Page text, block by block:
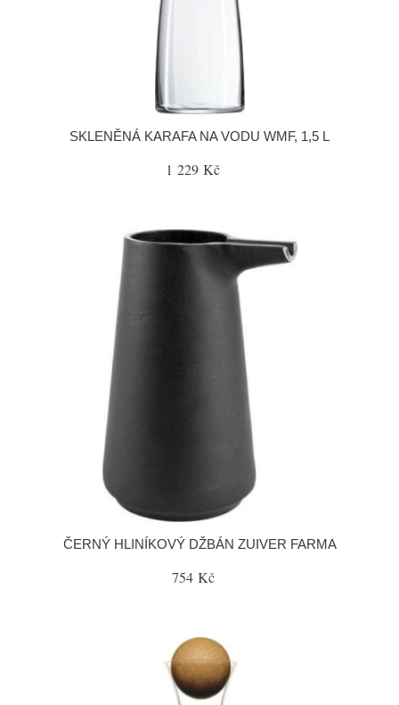
SKLENĚNÁ KARAFA NA VODU WMF, 1,5 L
1 229 Kč
ČERNÝ HLINÍKOVÝ DŽBÁN ZUIVER FARMA
754 Kč